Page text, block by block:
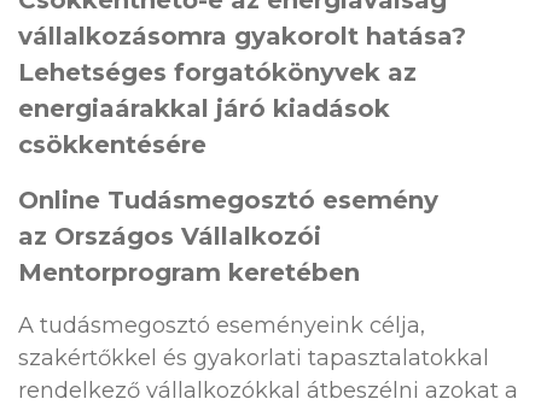
vállalkozásomra gyakorolt hatása?
Lehetséges forgatókönyvek az
energiaárakkal járó kiadások
csökkentésére
Online Tudásmegosztó esemény
az Országos Vállalkozói
Mentorprogram keretében
A tudásmegosztó eseményeink célja,
szakértőkkel és gyakorlati tapasztalatokkal
rendelkező vállalkozókkal átbeszélni azokat a